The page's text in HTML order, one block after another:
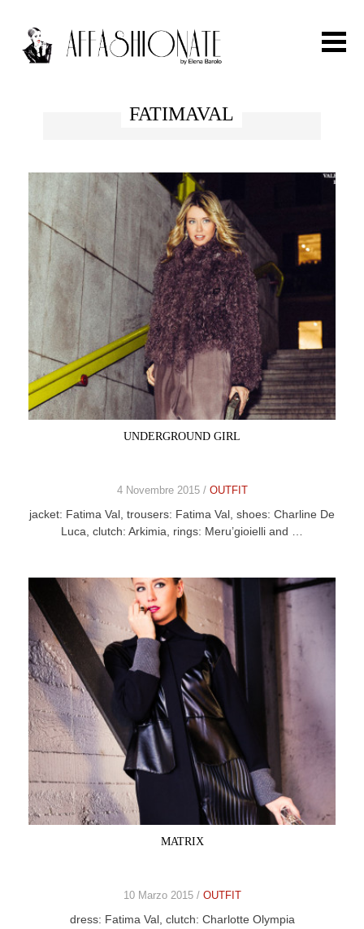
FASHION
OUTFIT
BEAUTY
TRAVEL
PARTIES
CELEB
ARCHIVES
CONTACT
HOME
FATIMAVAL
UNDERGROUND GIRL
4 Novembre 2015 / OUTFIT
jacket: Fatima Val, trousers: Fatima Val, shoes: Charline De
Luca, clutch: Arkimia, rings: Meru’gioielli and …
MATRIX
10 Marzo 2015 / OUTFIT
dress: Fatima Val, clutch: Charlotte Olympia